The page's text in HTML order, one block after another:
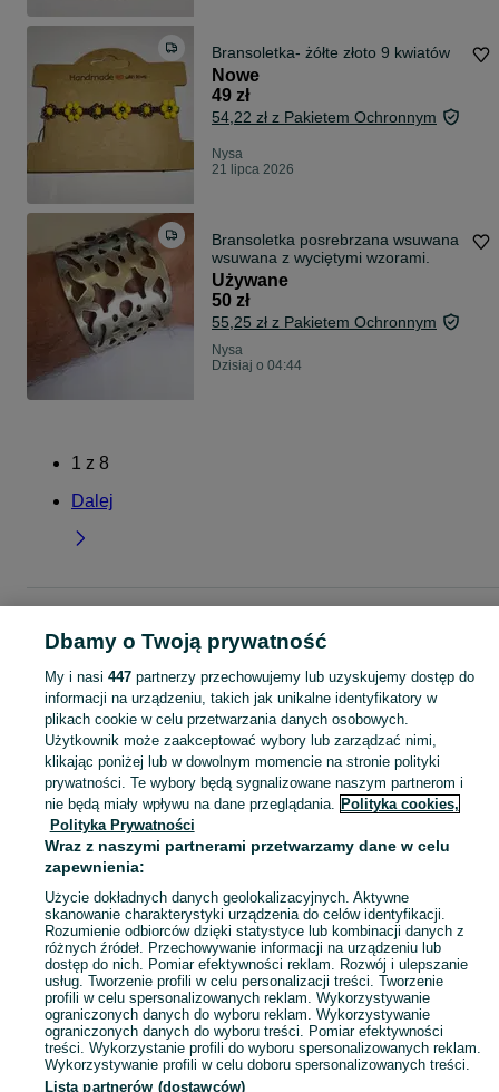
Bransoletka- żółte złoto 9 kwiatów
Nowe
49 zł
54,22 zł z Pakietem Ochronnym
Nysa
21 lipca 2026
Bransoletka posrebrzana wsuwana
wsuwana z wyciętymi wzorami.
Używane
50 zł
55,25 zł z Pakietem Ochronnym
Nysa
Dzisiaj o 04:44
1 z 8
Dalej
Bransoletki - Nysa
KATEGORIA
Zobacz
Mapa kategorii
Mapa miejscowości
Mapa ministron
Popularne wyszukiwania
Dbamy o Twoją prywatność
My i nasi 447partnerzy przechowujemy lub uzyskujemy dostęp do
informacji na urządzeniu, takich jak unikalne identyfikatory w
plikach cookie w celu przetwarzania danych osobowych.
Użytkownik może zaakceptować wybory lub zarządzać nimi,
klikając poniżej lub w dowolnym momencie na stronie polityki
prywatności. Te wybory będą sygnalizowane naszym partnerom i
nie będą miały wpływu na dane przeglądania. Polityka cookies,
Polityka Prywatności
Wraz z naszymi partnerami przetwarzamy dane w celu
zapewnienia:
Użycie dokładnych danych geolokalizacyjnych. Aktywne
skanowanie charakterystyki urządzenia do celów identyfikacji.
Rozumienie odbiorców dzięki statystyce lub kombinacji danych z
różnych źródeł. Przechowywanie informacji na urządzeniu lub
dostęp do nich. Pomiar efektywności reklam. Rozwój i ulepszanie
usług. Tworzenie profili w celu personalizacji treści. Tworzenie
profili w celu spersonalizowanych reklam. Wykorzystywanie
ograniczonych danych do wyboru reklam. Wykorzystywanie
ograniczonych danych do wyboru treści. Pomiar efektywności
treści. Wykorzystanie profili do wyboru spersonalizowanych reklam.
Wykorzystywanie profili w celu doboru spersonalizowanych treści.
Lista partnerów (dostawców)